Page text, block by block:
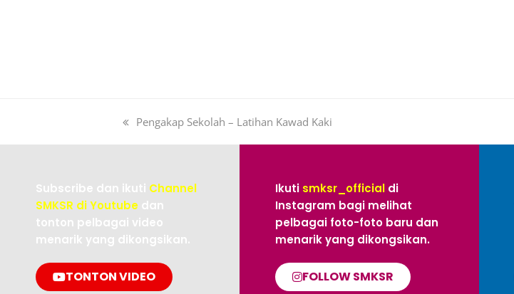
Pengakap Sekolah – Latihan Kawad Kaki
Subscribe dan ikuti Channel
SMKSR di Youtube dan
tonton pelbagai video
menarik yang dikongsikan.
TONTON VIDEO
Ikuti smksr_official di
Instagram bagi melihat
pelbagai foto-foto baru dan
menarik yang dikongsikan.
FOLLOW SMKSR